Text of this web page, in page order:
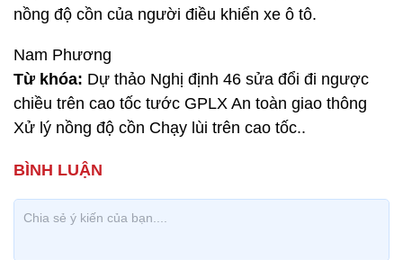
nồng độ cồn của người điều khiển xe ô tô.
Nam Phương
Từ khóa: Dự thảo Nghị định 46 sửa đổi đi ngược
chiều trên cao tốc tước GPLX An toàn giao thông
Xử lý nồng độ cồn Chạy lùi trên cao tốc..